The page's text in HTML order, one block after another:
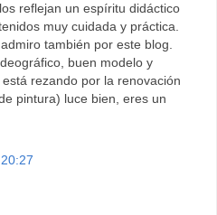
reflejan un espíritu didáctico
muy cuidada y práctica.
también por este blog.
buen modelo y
rezando por la renovación
pintura) luce bien, eres un